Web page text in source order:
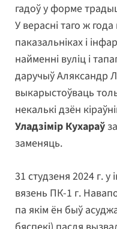
гадоў у форме
У верасні таго ж
паказальніках і
найменні вуліц і
даручыў Аляксандр
выкарыстоўваць
некалькі дзён
Уладзімір Кухараў
заменяць.
31 студзеня 2024 г.
вязень ПК-1 г.
па якім ён быў